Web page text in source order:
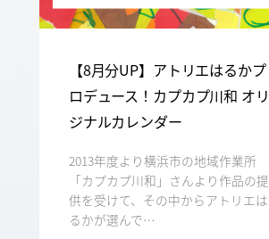
【8月分UP】アトリエはるかプ
ロデュース！カプカプ川和 オリ
ジナルカレンダー
2013年度より横浜市の地域作業所
「カプカプ川和」さんより作品の提
供を受けて、その中からアトリエは
るかが選んで…